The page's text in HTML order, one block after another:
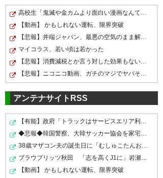
くて苦戦したが
決勝は自分たちのスタイルは出せる試合
にはなるだろうな それがどこまで通用
するかはわからんが
318U-名無しさん2026/05/16(土) 18:57:57 ID:ryH2wbBt0
2時半くらいに寝落ちして朝を迎えるパターン
321U-名無しさん2026/05/16(土) 19:00:55 ID:r0peZ6a3d
これもしかしてロナウド欠場か後半途中からじゃ
ね？？
脚引きずってるやん。。。
ガンバは舐められてるし、リーグ戦の方にベスメン
出すとか言われてたし、どうなるんや。スタメンで
出てほしい
高校生「鬼滅や金カムより面白い漫画なんてこの世にある…
【動画】 かもしれない運転、限界突破
【悲報】井端ジャパン、最悪の空気のまま解散していた
マイコラス、若い頃は若かった
【悲報】消費減税とか言う対した効果もないもので日本経…
【悲報】ニコニコ動画、ガチのマジでヤバそう・・・・・・
アンテナサイトRSS
【有能】政府「トラックはサービスエリア利用有料化すれ…
◆悲報◆韓国警察、大韓サッカー協会を家宅捜索 代表監督…
38歳マザコン夫の誕生日に「むしゅこたんおめでとう！」…
ブラウブリッツ秋田 「志を高くJ1に」岩瀬社長が抱負を…
【動画】 かもしれない運転、限界突破